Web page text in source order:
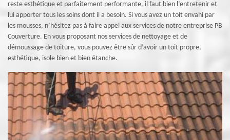
reste esthétique et parfaitement performante, il faut bien l’entretenir et
lui apporter tous les soins dont il a besoin. Si vous avez un toit envahi par
les mousses, n’hésitez pas à faire appel aux services de notre entreprise PB
Couverture. En vous proposant nos services de nettoyage et de
démoussage de toiture, vous pouvez être sûr d’avoir un toit propre,
esthétique, isole bien et bien étanche.